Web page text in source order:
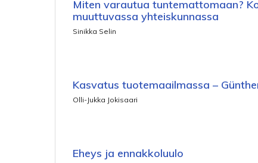
Miten varautua tuntemattomaan?
muuttuvassa yhteiskunnassa
Sinikka Selin
Kasvatus tuotemaailmassa –
Olli-Jukka Jokisaari
Eheys ja ennakkoluulo